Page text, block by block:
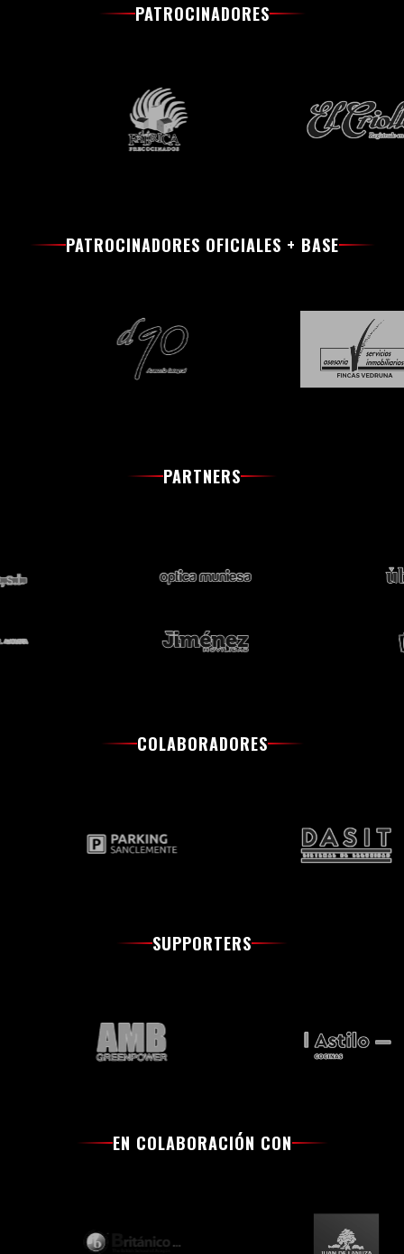
PATROCINADORES
PATROCINADORES OFICIALES + BASE
PARTNERS
COLABORADORES
SUPPORTERS
EN COLABORACIÓN CON